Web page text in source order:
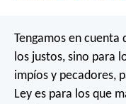
Tengamos en cuenta
los justos, sino para
impíos y pecadores,
Ley es para los que